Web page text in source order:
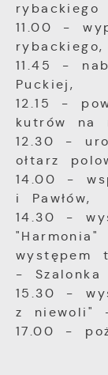
11.00 -
rybackiego,
11.45 -
Puckiej,
12.15 -
kutrów na
12.30 -
ołtarz
14.00 -
i Pawłów,
14.30 -
występem
- Szalonka
15.30 -
z niewoli"
17.00 -
Cookies
informacji
witryny
serwisy
ocenę
względem
Wyrażenie
cookies
Więcej
Reklamowe
Dzięki
aktualności
Promocyjne
podstawie
Twoich
witryny
mogą
trzecich
partnerami
Firmy te
postaci
Więcej